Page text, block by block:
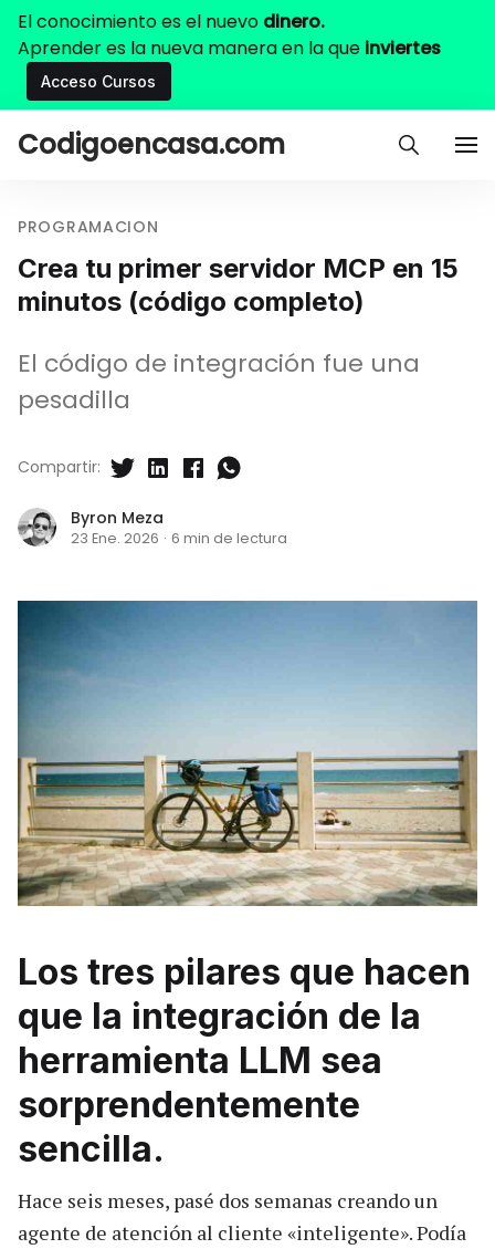
El conocimiento es el nuevo dinero.
Aprender es la nueva manera en la que inviertes
Acceso Cursos
Codigoencasa.com
PROGRAMACION
Crea tu primer servidor MCP en 15
minutos (código completo)
El código de integración fue una
pesadilla
Byron Meza
23 Ene. 2026 · 6 min de lectura
Compartir:
Los tres pilares que hacen
que la integración de la
herramienta LLM sea
sorprendentemente
sencilla.
Hace seis meses, pasé dos semanas creando un
agente de atención al cliente «inteligente». Podía